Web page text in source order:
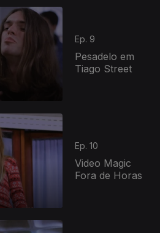
Ep. 9
Pesadelo em
Tiago Street
Ep. 10
Video Magic
Fora de Horas